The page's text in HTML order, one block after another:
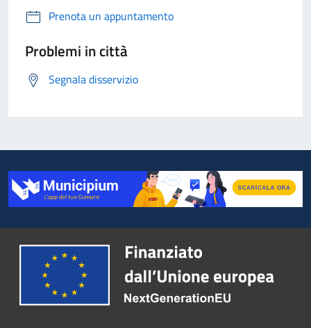
Prenota un appuntamento
Problemi in città
Segnala disservizio